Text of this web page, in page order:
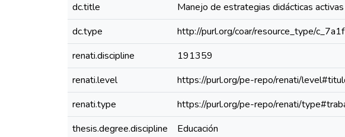
dc.title
Manejo de estrategias didácticas
dc.type
http://purl.org/coar/resource_type/c_7a1f
renati.discipline
191359
renati.level
https://purl.org/pe-repo/renati/
renati.type
https://purl.org/pe-repo/renati/
thesis.degree.discipline
Educación